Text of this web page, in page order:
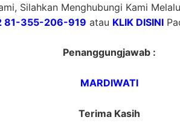
Silahkan Menghubungi Kami
81-355-206-919 atau KLIK DISINI
Penanggungjawab :
MARDIWATI
Terima Kasih